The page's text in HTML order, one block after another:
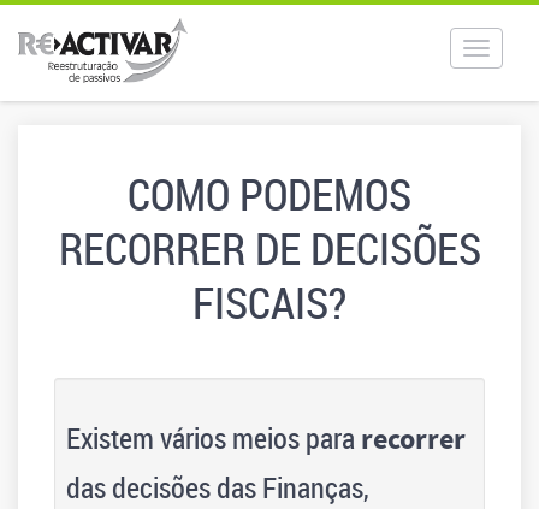
Toggle
COMO PODEMOS
RECORRER DE DECISÕES
FISCAIS?
Existem vários meios para recorrer
das decisões das Finanças,